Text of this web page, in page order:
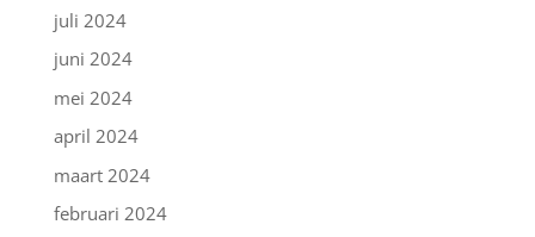
juli 2024
juni 2024
mei 2024
april 2024
maart 2024
februari 2024